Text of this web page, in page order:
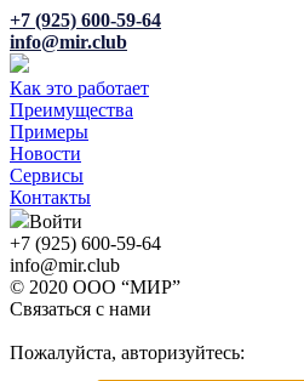
+7 (925) 600-59-64
info@mir.club
Как это работает
Преимущества
Примеры
Новости
Сервисы
Контакты
Войти
+7 (925) 600-59-64
info@mir.club
© 2020 ООО “МИР”
Связаться с нами
Пожалуйста, авторизуйтесь: